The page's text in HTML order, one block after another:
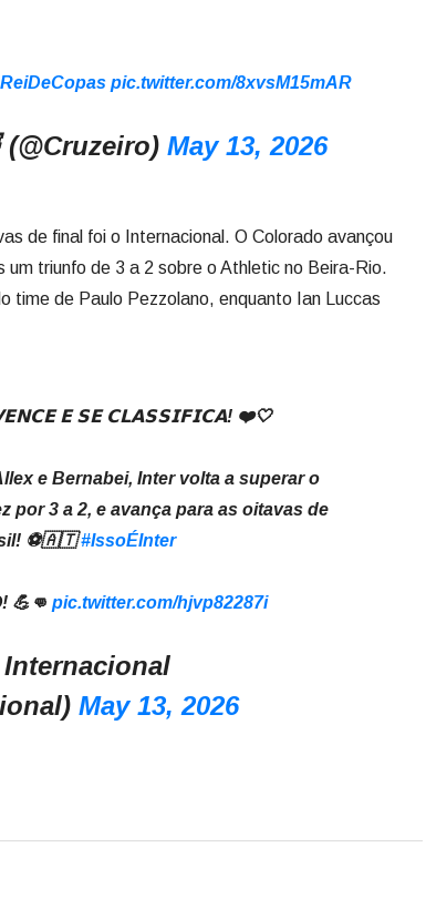
pic.twitter.com/8xvsM15mAR
May 13, 2026
de final foi o Internacional. O Colorado avançou
triunfo de 3 a 2 sobre o Athletic no Beira-Rio.
time de Paulo Pezzolano, enquanto Ian Luccas
𝗘 𝗦𝗘 𝗖𝗟𝗔𝗦𝗦𝗜𝗙𝗜𝗖𝗔! ❤️🤍
e Bernabei, Inter volta a superar o
por 3 a 2, e avança para as oitavas de
⚽🇦🇹#IssoÉInter
💪👊 pic.twitter.com/hjvp82287i
May 13, 2026